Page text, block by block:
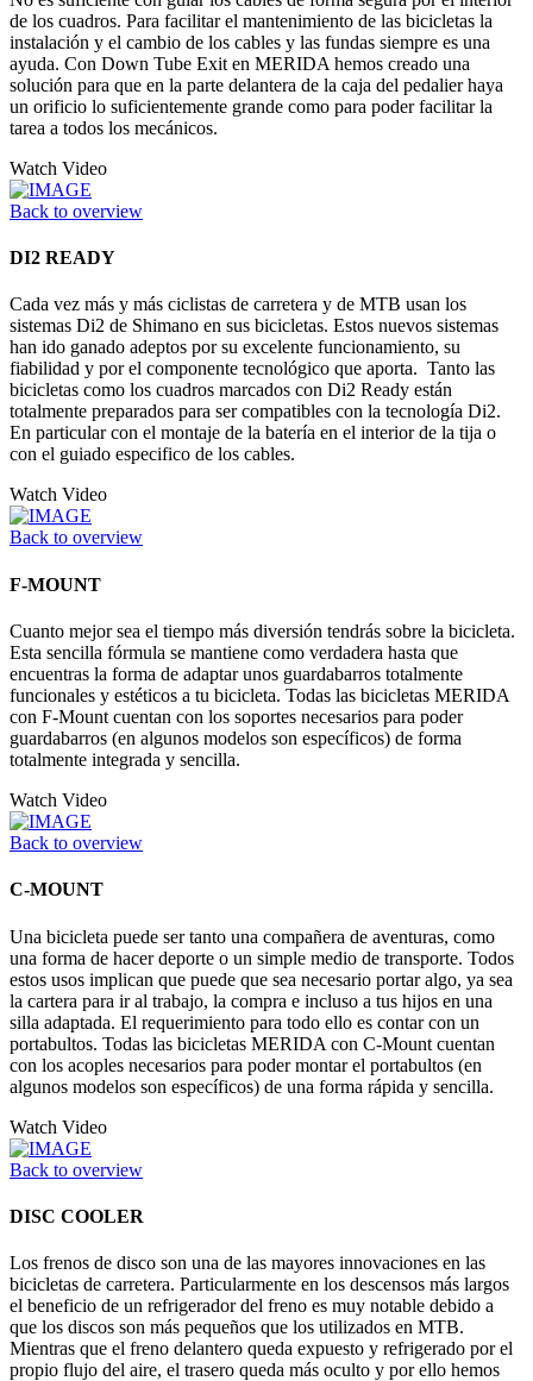
de los cuadros. Para facilitar el mantenimiento de las bicicletas la
instalación y el cambio de los cables y las fundas siempre es una
ayuda. Con Down Tube Exit en MERIDA hemos creado una
solución para que en la parte delantera de la caja del pedalier haya
un orificio lo suficientemente grande como para poder facilitar la
tarea a todos los mecánicos.
Watch Video
Back to overview
DI2 READY
Cada vez más y más ciclistas de carretera y de MTB usan los
sistemas Di2 de Shimano en sus bicicletas. Estos nuevos sistemas
han ido ganado adeptos por su excelente funcionamiento, su
fiabilidad y por el componente tecnológico que aporta. Tanto las
bicicletas como los cuadros marcados con Di2 Ready están
totalmente preparados para ser compatibles con la tecnología Di2.
En particular con el montaje de la batería en el interior de la tija o
con el guiado especifico de los cables.
Watch Video
Back to overview
F-MOUNT
Cuanto mejor sea el tiempo más diversión tendrás sobre la bicicleta.
Esta sencilla fórmula se mantiene como verdadera hasta que
encuentras la forma de adaptar unos guardabarros totalmente
funcionales y estéticos a tu bicicleta. Todas las bicicletas MERIDA
con F-Mount cuentan con los soportes necesarios para poder
guardabarros (en algunos modelos son específicos) de forma
totalmente integrada y sencilla.
Watch Video
Back to overview
C-MOUNT
Una bicicleta puede ser tanto una compañera de aventuras, como
una forma de hacer deporte o un simple medio de transporte. Todos
estos usos implican que puede que sea necesario portar algo, ya sea
la cartera para ir al trabajo, la compra e incluso a tus hijos en una
silla adaptada. El requerimiento para todo ello es contar con un
portabultos. Todas las bicicletas MERIDA con C-Mount cuentan
con los acoples necesarios para poder montar el portabultos (en
algunos modelos son específicos) de una forma rápida y sencilla.
Watch Video
Back to overview
DISC COOLER
Los frenos de disco son una de las mayores innovaciones en las
bicicletas de carretera. Particularmente en los descensos más largos
el beneficio de un refrigerador del freno es muy notable debido a
que los discos son más pequeños que los utilizados en MTB.
Mientras que el freno delantero queda expuesto y refrigerado por el
propio flujo del aire, el trasero queda más oculto y por ello hemos